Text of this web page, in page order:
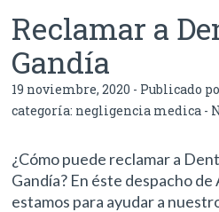
Reclamar a
Gandía
19 noviembre, 2020 - Publicado
categoría: negligencia medica -
¿Cómo puede reclamar a
Gandía? En éste despacho
estamos para ayudar a